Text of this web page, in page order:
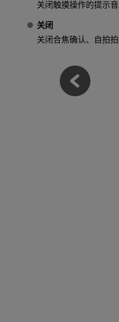
关闭触摸操作的提示音
关闭
关闭合焦确认、自拍